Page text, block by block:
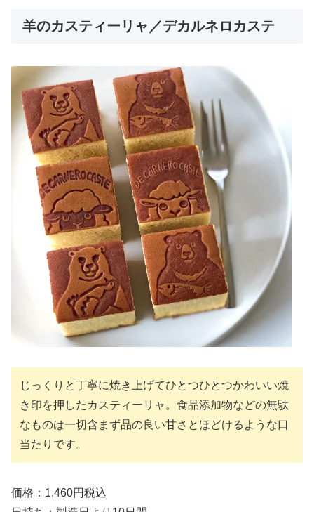
羊のカスティーリャ／デカルネロカステ
じっくりと丁寧に焼き上げてひとつひとつかわいい焼
き印を押したカスティーリャ。食品添加物などの無駄
なものは一切含まず品の良い甘さとほどけるような口
当たりです。
価格：1,460円税込